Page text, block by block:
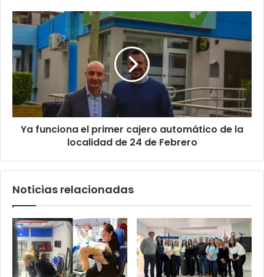
Ya funciona el primer cajero automático de la
localidad de 24 de Febrero
Noticias relacionadas